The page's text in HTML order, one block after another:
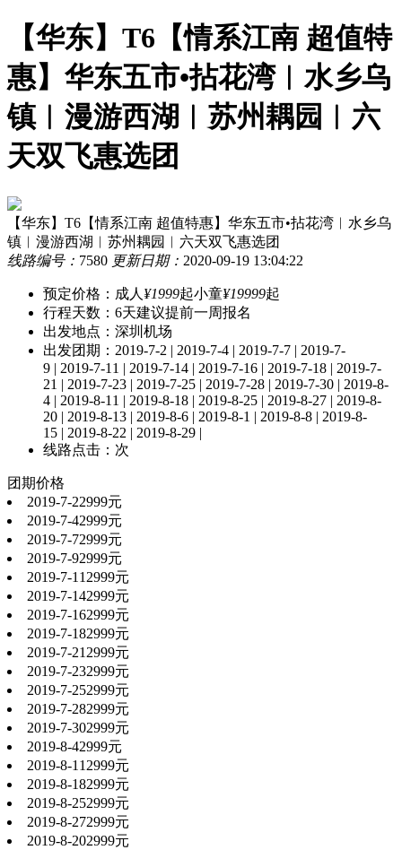
【华东】T6【情系江南 超值特
惠】华东五市•拈花湾︱水乡乌
镇︱漫游西湖︱苏州耦园︱六
天双飞惠选团
【华东】T6【情系江南 超值特惠】华东五市•拈花湾︱水乡乌
镇︱漫游西湖︱苏州耦园︱六天双飞惠选团
线路编号： 7580 更新日期： 2020-09-19 13:04:22
预定价格： 成人 ¥1999起小童¥19999起
行程天数： 6天建议提前一周报名
出发地点：深圳机场
出发团期： 2019-7-2 | 2019-7-4 | 2019-7-7 | 2019-7-
9 | 2019-7-11 | 2019-7-14 | 2019-7-16 | 2019-7-18 | 2019-7-
21 | 2019-7-23 | 2019-7-25 | 2019-7-28 | 2019-7-30 | 2019-8-
4 | 2019-8-11 | 2019-8-18 | 2019-8-25 | 2019-8-27 | 2019-8-
20 | 2019-8-13 | 2019-8-6 | 2019-8-1 | 2019-8-8 | 2019-8-
15 | 2019-8-22 | 2019-8-29 |
线路点击： 次
团期价格
2019-7-22999元
2019-7-42999元
2019-7-72999元
2019-7-92999元
2019-7-11 2999元
2019-7-142999元
2019-7-162999元
2019-7-182999元
2019-7-21 2999元
2019-7-232999元
2019-7-252999元
2019-7-282999元
2019-7-302999元
2019-8-42999元
2019-8-11 2999元
2019-8-182999元
2019-8-252999元
2019-8-272999元
2019-8-202999元